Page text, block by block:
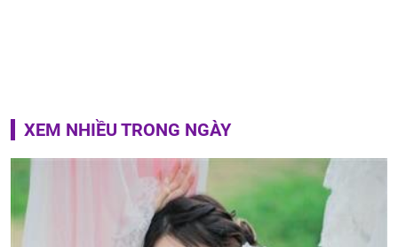
XEM NHIỀU TRONG NGÀY